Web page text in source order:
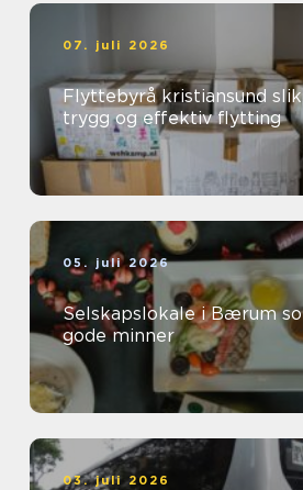
07. juli 2026
Flyttebyrå kristiansund slik får du en
trygg og effektiv flytting
05. juli 2026
Selskapslokale i Bærum
gode minner
03. juli 2026